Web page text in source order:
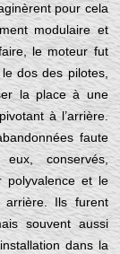
pour cela
modulaire et
le moteur fut
dos des pilotes,
la place à une
à l’arrière.
faute
eux, conservés,
polyvalence et le
Ils furent
souvent aussi
dans la